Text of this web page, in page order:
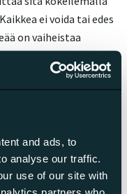
and ads, to
analyse our traffic.
use of our site with
partners who
ei voida tai edes
on vaiheistaa
kehityksen
myynnin
Liiketoiminta
pääomaa